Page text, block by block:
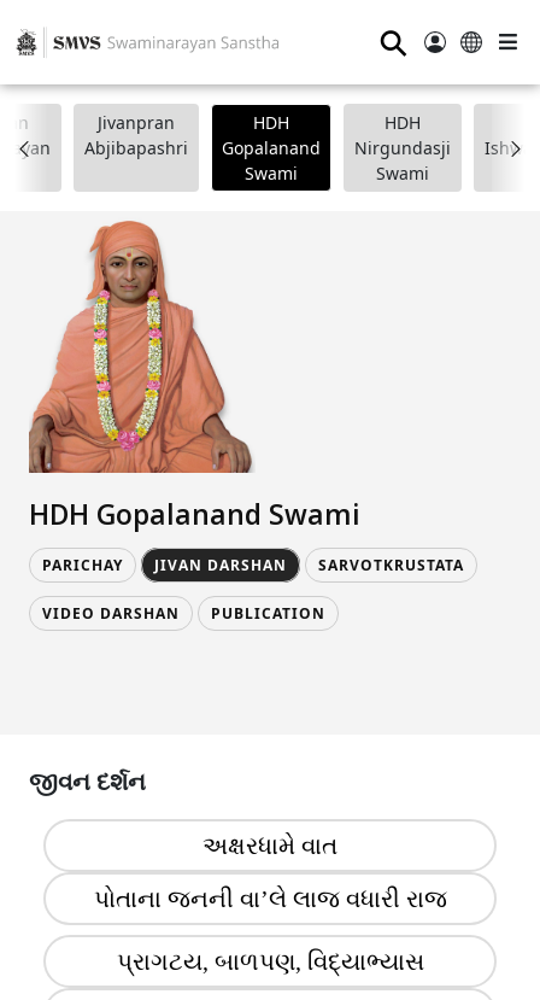
⚲
Jivanpran
Abjibapashri
HDH
Gopalanand
Swami
HDH
Nirgundasji
Swami
HDH Gopalanand Swami
PARICHAY JIVAN DARSHAN SARVOTKRUSTATA
VIDEO DARSHAN PUBLICATION
જીવન દર્શન
અક્ષરધામે વાત
પોતાના જનની વા’લે લાજ વધારી રાજ
પ્રાગટય, બાળપણ, વિદ્યાભ્યાસ